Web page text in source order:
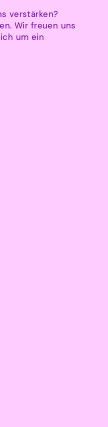
verstärken?
Wir freuen uns
um ein